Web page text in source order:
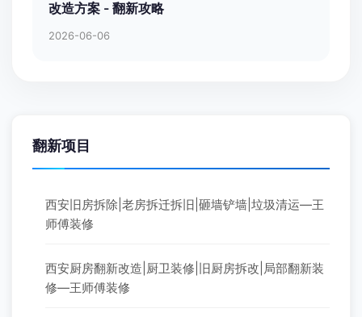
改造方案 - 翻新攻略
2026-06-06
翻新项目
西安旧房拆除|老房拆迁拆旧|砸墙铲墙|垃圾清运—王
师傅装修
西安厨房翻新改造|厨卫装修|旧厨房拆改|局部翻新装
修—王师傅装修